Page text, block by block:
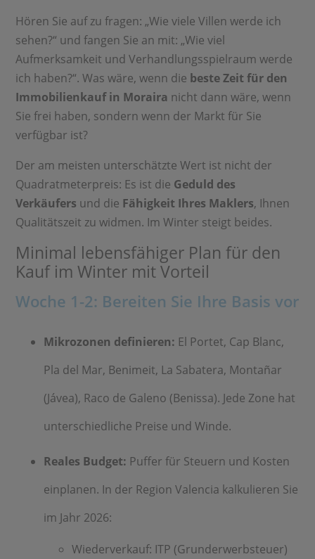
Hören Sie auf zu fragen: „Wie viele Villen werde ich
sehen?“ und fangen Sie an mit: „Wie viel
Aufmerksamkeit und Verhandlungsspielraum werde
ich haben?“. Was wäre, wenn die beste Zeit für den
Immobilienkauf in Moraira nicht dann wäre, wenn
Sie frei haben, sondern wenn der Markt für Sie
verfügbar ist?
Der am meisten unterschätzte Wert ist nicht der
Quadratmeterpreis: Es ist die Geduld des
Verkäufers und die Fähigkeit Ihres Maklers, Ihnen
Qualitätszeit zu widmen. Im Winter steigt beides.
Minimal lebensfähiger Plan für den
Kauf im Winter mit Vorteil
Woche 1-2: Bereiten Sie Ihre Basis vor
Mikrozonen definieren: El Portet, Cap Blanc,
Pla del Mar, Benimeit, La Sabatera, Montañar
(Jávea), Raco de Galeno (Benissa). Jede Zone hat
unterschiedliche Preise und Winde.
Reales Budget: Puffer für Steuern und Kosten
einplanen. In der Region Valencia kalkulieren Sie
im Jahr 2026:
Wiederverkauf: ITP (Grunderwerbsteuer)